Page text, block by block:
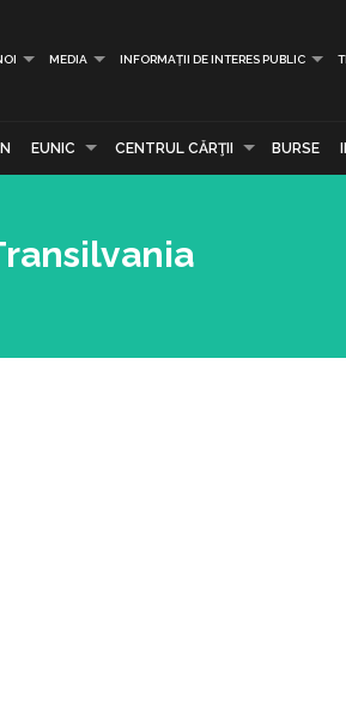
MEDIA INFORMAȚII DE INTERES PUBLIC
EUNIC CENTRUL CĂRŢII BURSE